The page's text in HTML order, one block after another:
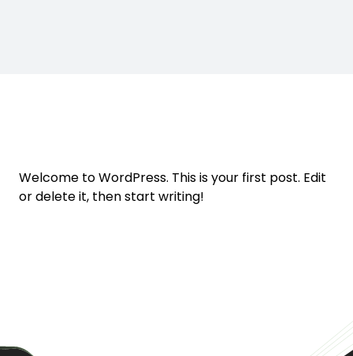
Welcome to WordPress. This is your first post. Edit
or delete it, then start writing!